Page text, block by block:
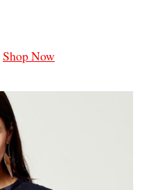
Shop Now